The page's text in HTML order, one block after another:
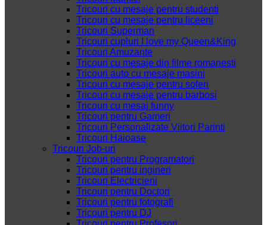
Tricouri cu mesaje pentru studenti
Tricouri cu mesaje pentru liceeni
Tricouri Superman
Tricouri cupluri I love my Queen&King
Tricouri Amuzante
Tricouri cu mesaje din filme romanesti
Tricouri auto cu mesaje masini
Tricouri cu mesaje pentru soferi
Tricouri cu mesaje pentru barbosi
Tricouri cu mesaj funny
Tricouri pentru Gameri
Tricouri Personalizate Viitori Parinti
Tricouri Haioase
Tricouri Job-uri
Tricouri pentru Programatori
Tricouri pentru ingineri
Tricouri Electricieni
Tricouri pentru Doctori
Tricouri pentru fotografi
Tricouri pentru DJ